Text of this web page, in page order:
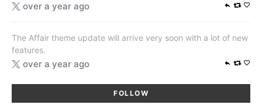
over a year ago
The Affair theme update will arrive very soon with a lot of new
features.
over a year ago
FOLLOW